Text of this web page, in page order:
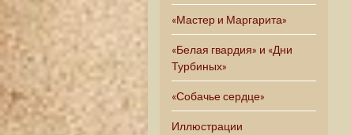
«Мастер и Маргарита»
«Белая гвардия» и «Дни
Турбиных»
«Собачье сердце»
Иллюстрации